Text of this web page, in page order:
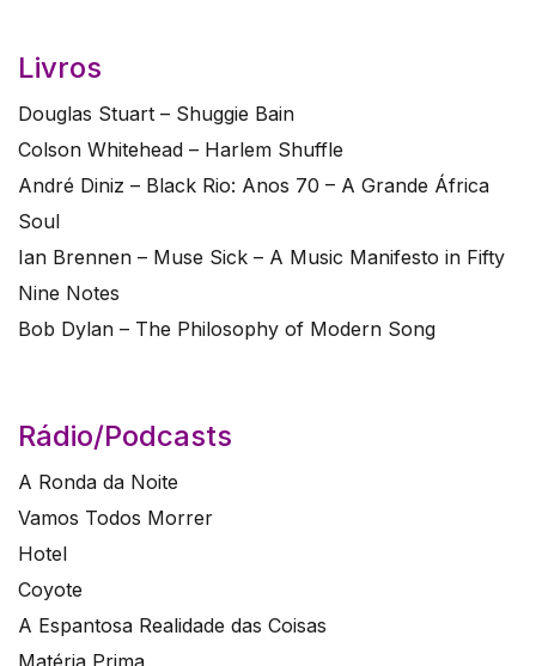
Livros
Douglas Stuart – Shuggie Bain
Colson Whitehead – Harlem Shuffle
André Diniz – Black Rio: Anos 70 – A Grande África
Soul
Ian Brennen – Muse Sick – A Music Manifesto in Fifty
Nine Notes
Bob Dylan – The Philosophy of Modern Song
Rádio/Podcasts
A Ronda da Noite
Vamos Todos Morrer
Hotel
Coyote
A Espantosa Realidade das Coisas
Matéria Prima